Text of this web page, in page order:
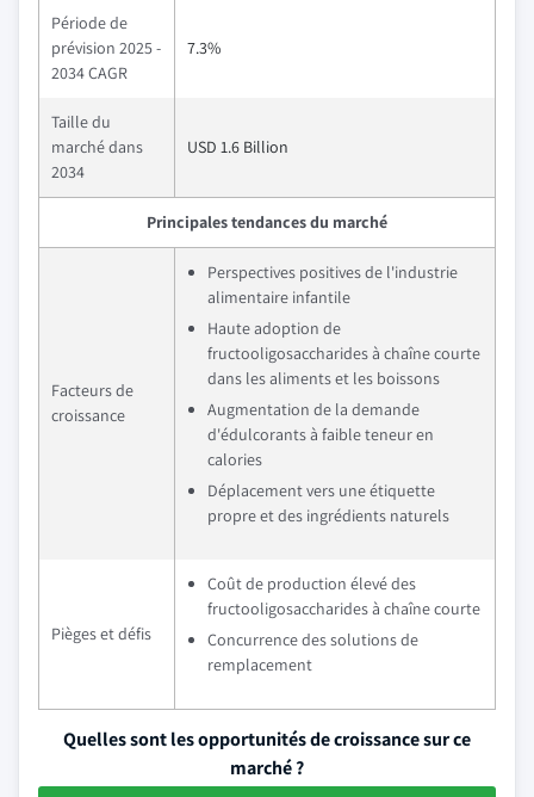
Période de
prévision 2025 -
2034 CAGR
7.3%
Taille du
marché dans
2034
USD 1.6 Billion
Principales tendances du marché
Facteurs de
croissance
Perspectives positives de l'industrie
alimentaire infantile
Haute adoption de
fructooligosaccharides à chaîne courte
dans les aliments et les boissons
Augmentation de la demande
d'édulcorants à faible teneur en
calories
Déplacement vers une étiquette
propre et des ingrédients naturels
Pièges et défis
Coût de production élevé des
fructooligosaccharides à chaîne courte
Concurrence des solutions de
remplacement
Quelles sont les opportunités de croissance sur ce
marché ?